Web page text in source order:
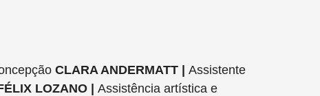
CLARA ANDERMATT | Assistente
LOZANO | Assistência artística e